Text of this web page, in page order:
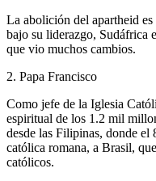
La abolición del apartheid
bajo su liderazgo, Sudáfrica
que vio muchos cambios.
2. Papa Francisco
Como jefe de la Iglesia
espiritual de los 1.2 mil
desde las Filipinas, donde
católica romana, a Brasil,
católicos.